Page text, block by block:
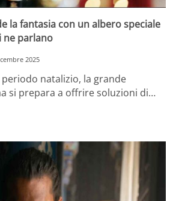
la fantasia con un albero speciale
parlano
2025
periodo natalizio, la grande
si prepara a offrire soluzioni di…